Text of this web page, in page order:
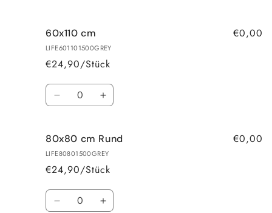
60x110 cm
LIFE601101500GREY
€24,90/Stück
€0,00
Anzahl
Verringere
für
60x110
cm
Erhöhe
für
60x110
cm
80x80 cm Rund
LIFE80801500GREY
€24,90/Stück
€0,00
Anzahl
VerringereErhöhe